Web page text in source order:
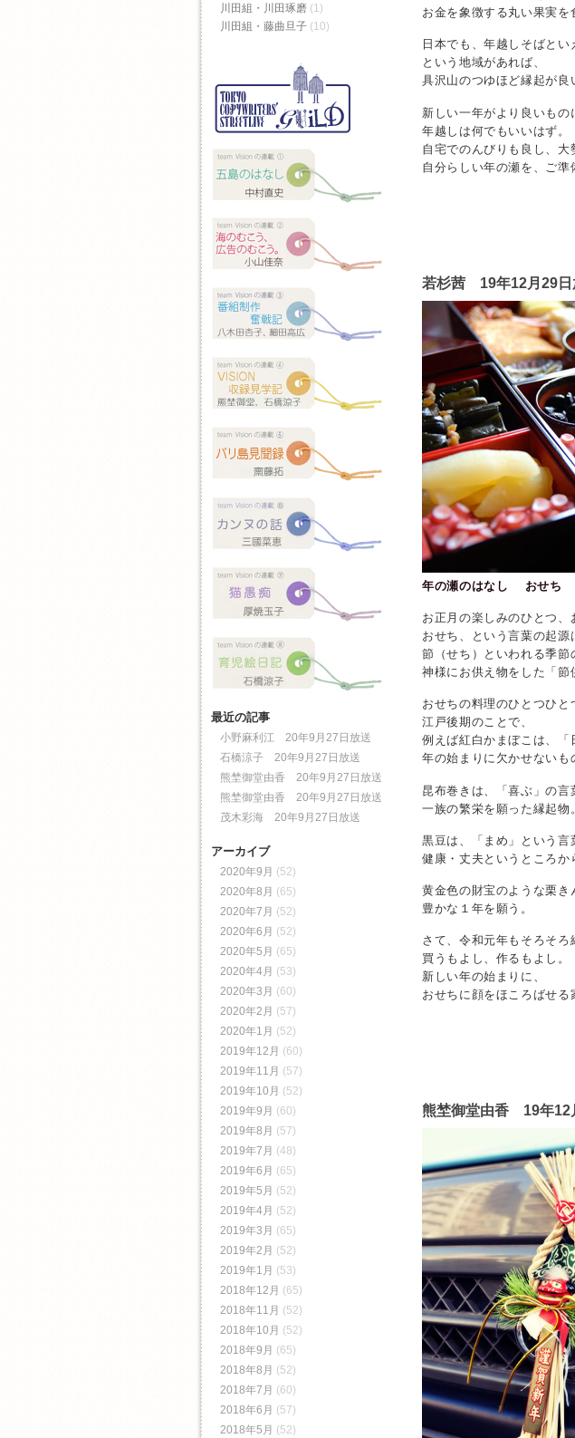
お金を象徴する丸い果実を
日本でも、年越しそばとい
という地域があれば、
具沢山のつゆほど縁起が良
新しい一年がより良いもの
年越しは何でもいいはず。
自宅でのんびりも良し、大
自分らしい年の瀬を、ご準
若杉茜 19年12月29日
年の瀬のはなし おせち
お正月の楽しみのひとつ、
おせち、という言葉の起源
節（せち）といわれる季節
神様にお供え物をした「節
おせちの料理のひとつひ
江戸後期のことで、
例えば紅白かまぼこは、「
年の始まりに欠かせないも
昆布巻きは、「喜ぶ」の言
一族の繁栄を願った縁起物
黒豆は、「まめ」という言
健康・丈夫というところか
黄金色の財宝のような栗き
豊かな１年を願う。
さて、令和元年もそろそろ
買うもよし、作るもよし。
新しい年の始まりに、
おせちに顔をほころばせる
熊埜御堂由香 19年12
川田組・川田琢磨 (1)
川田組・藤曲旦子 (10)
最近の記事
小野麻利江 20年9月27日放送
石橋涼子 20年9月27日放送
熊埜御堂由香 20年9月27日放送
熊埜御堂由香 20年9月27日放送
茂木彩海 20年9月27日放送
アーカイブ
2020年9月 (52)
2020年8月 (65)
2020年7月 (52)
2020年6月 (52)
2020年5月 (65)
2020年4月 (53)
2020年3月 (60)
2020年2月 (57)
2020年1月 (52)
2019年12月 (60)
2019年11月 (57)
2019年10月 (52)
2019年9月 (60)
2019年8月 (57)
2019年7月 (48)
2019年6月 (65)
2019年5月 (52)
2019年4月 (52)
2019年3月 (65)
2019年2月 (52)
2019年1月 (53)
2018年12月 (65)
2018年11月 (52)
2018年10月 (52)
2018年9月 (65)
2018年8月 (52)
2018年7月 (60)
2018年6月 (57)
2018年5月 (52)